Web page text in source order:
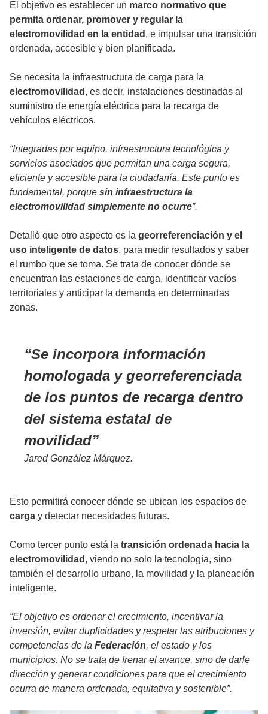
El objetivo es establecer un marco normativo que
permita ordenar, promover y regular la
electromovilidad en la entidad , e impulsar una transición
ordenada, accesible y bien planificada.
Se necesita la infraestructura de carga para la
electromovilidad , es decir, instalaciones destinadas al
suministro de energía eléctrica para la recarga de
vehículos eléctricos.
“Integradas por equipo, infraestructura tecnológica y
servicios asociados que permitan una carga segura,
eficiente y accesible para la ciudadanía. Este punto es
fundamental, porque sin infraestructura la
electromovilidad simplemente no ocurre”.
Detalló que otro aspecto es la georreferenciación y el
uso inteligente de datos, para medir resultados y saber
el rumbo que se toma. Se trata de conocer dónde se
encuentran las estaciones de carga, identificar vacíos
territoriales y anticipar la demanda en determinadas
zonas.
Se incorpora información
homologada y georreferenciada
de los puntos de recarga dentro
del sistema estatal de
movilidad
Jared González Márquez.
Esto permitirá conocer dónde se ubican los espacios de
carga y detectar necesidades futuras.
Como tercer punto está la transición ordenada hacia la
electromovilidad , viendo no solo la tecnología, sino
también el desarrollo urbano, la movilidad y la planeación
inteligente.
“El objetivo es ordenar el crecimiento, incentivar la
inversión, evitar duplicidades y respetar las atribuciones y
competencias de la Federación, el estado y los
municipios. No se trata de frenar el avance, sino de darle
dirección y generar condiciones para que el crecimiento
ocurra de manera ordenada, equitativa y sostenible”.